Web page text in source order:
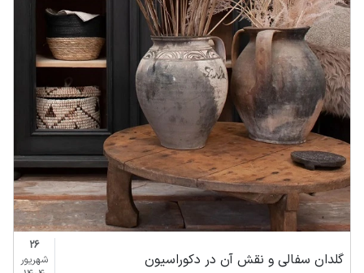
گلدان سفالی و نقش آن در دکوراسیون
26
شهریور